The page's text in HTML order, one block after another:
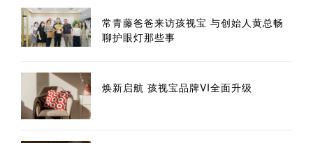
常青藤爸爸来访孩视宝 与创始人黄总畅
聊护眼灯那些事
焕新启航 孩视宝品牌VI全面升级